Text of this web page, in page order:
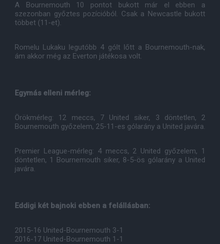
A Bournemouth 10 pontot bukott már el ebben a
szezonban győztes pozícióból. Csak a Newcastle bukott
többet (11-et).
Romelu Lukaku legutóbb 4 gólt lőtt a Bournemouth-nak,
ám akkor még az Everton játékosa volt.
Egymás elleni mérleg:
Örökmérleg: 12 meccs, 7 United siker, 3 döntetlen, 2
Bournemouth győzelem, 25-11-es gólarány a United javára.
Premier League-mérleg: 4 meccs, 2 United győzelem, 1
döntetlen, 1 Bournemouth siker, 8-5-ös gólarány a United
javára.
Eddigi két bajnoki ebben a felállásban:
2015-16 United-Bournemouth 3-1
2016-17 United-Bournemouth 1-1